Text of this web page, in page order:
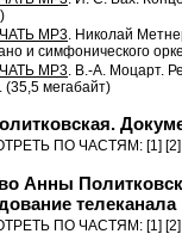
MP3 . Николай
и симфонического
MP3 . В.-А. Моцарт.
(35,5 мегабайт)
ПО ЧАСТЯМ: [1 ] [2
Анны
ПО ЧАСТЯМ: [1 ] [2